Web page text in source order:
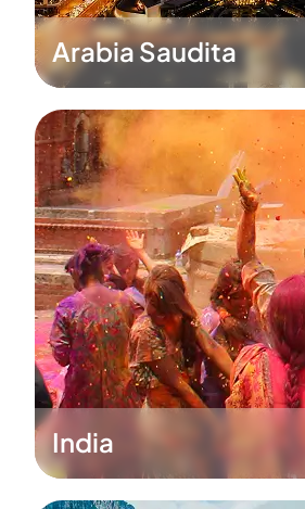
Arabia Saudita
India